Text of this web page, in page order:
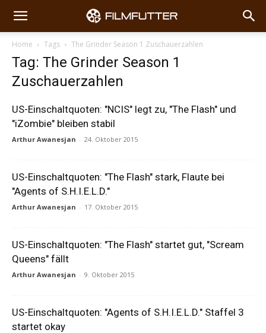
Home Tags The Grinder Season 1 Zuschauerzahlen
Tag: The Grinder Season 1
Zuschauerzahlen
US-Einschaltquoten: "NCIS" legt zu, "The Flash" und
"iZombie" bleiben stabil
Arthur Awanesjan - 24. Oktober 2015
US-Einschaltquoten: "The Flash" stark, Flaute bei
"Agents of S.H.I.E.L.D."
Arthur Awanesjan - 17. Oktober 2015
US-Einschaltquoten: "The Flash" startet gut, "Scream
Queens" fällt
Arthur Awanesjan - 9. Oktober 2015
US-Einschaltquoten: "Agents of S.H.I.E.L.D." Staffel 3
startet okay